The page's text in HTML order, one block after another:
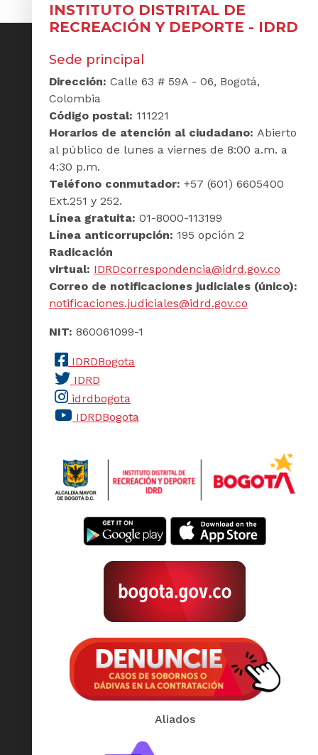
INSTITUTO DISTRITAL DE
RECREACIÓN Y DEPORTE - IDRD
Sede principal
Dirección: Calle 63 # 59A - 06, Bogotá,
Colombia
Código postal: 111221
Horarios de atención al ciudadano: Abierto
al público de lunes a viernes de 8:00 a.m. a
4:30 p.m.
Teléfono conmutador: +57 (601) 6605400
Ext.251 y 252.
Línea gratuita: 01-8000-113199
Línea anticorrupción: 195 opción 2
Radicación
virtual: IDRDcorrespondencia@idrd.gov.co
Correo de notificaciones judiciales (único):
notificaciones.judiciales@idrd.gov.co
NIT: 860061099-1
IDRDBogota
IDRD
idrdbogota
IDRDBogota
Aliados